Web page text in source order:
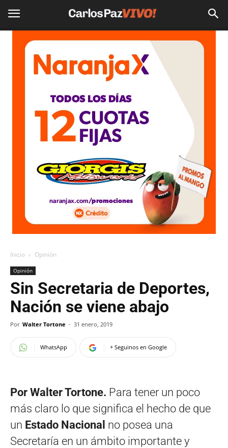
Inicio Opinión
Opinión
Sin Secretaria de Deportes,
Nación se viene abajo
Por Walter Tortone - 31 enero, 2019
WhatsApp + Seguinos en Google
Por Walter Tortone. Para tener un poco
más claro lo que significa el hecho de que
un Estado Nacional no posea una
Secretaría en un ámbito importante y